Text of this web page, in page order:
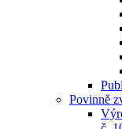
Povinně